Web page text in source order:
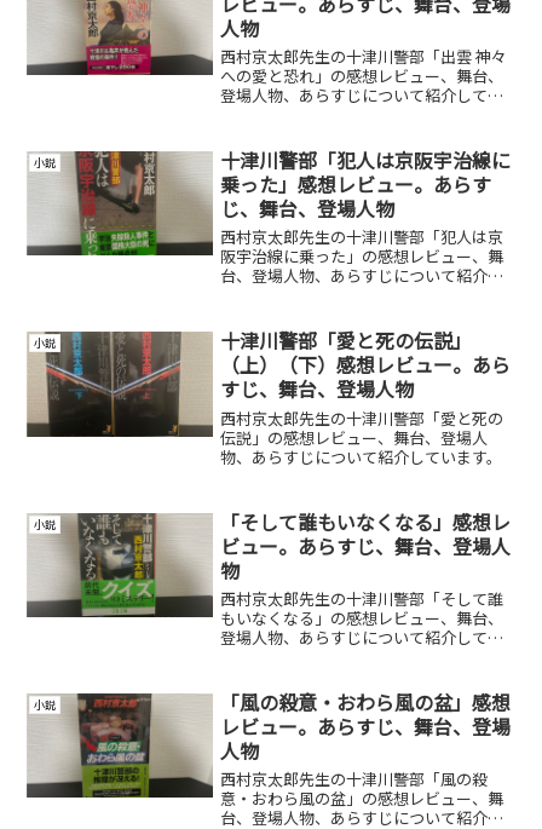
人物
西村京太郎先生の十津川警部「出雲 神々
への愛と恐れ」の感想レビュー、舞台、
登場人物、あらすじについて紹介してい
小説
十津川警部「犯人は京阪宇治線に
乗った」感想レビュー。あらす
じ、舞台、登場人物
西村京太郎先生の十津川警部「犯人は京
阪宇治線に乗った」の感想レビュー、舞
台、登場人物、あらすじについて紹介し
小説
十津川警部「愛と死の伝説」
（上）（下）感想レビュー。あら
すじ、舞台、登場人物
西村京太郎先生の十津川警部「愛と死の
伝説」の感想レビュー、舞台、登場人
物、あらすじについて紹介しています。
小説
「そして誰もいなくなる」感想レ
ビュー。あらすじ、舞台、登場人
物
西村京太郎先生の十津川警部「そして誰
もいなくなる」の感想レビュー、舞台、
登場人物、あらすじについて紹介してい
小説
「風の殺意・おわら風の盆」感想
レビュー。あらすじ、舞台、登場
人物
西村京太郎先生の十津川警部「風の殺
意・おわら風の盆」の感想レビュー、舞
台、登場人物、あらすじについて紹介し